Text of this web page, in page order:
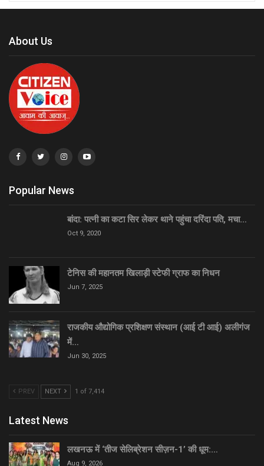
About Us
Popular News
बांदा: पत्नी का कटा सिर लेकर थाने पहुंचा दरिंदा पति, मचा…
Oct 9, 2020
टेनिस की महानतम खिलाड़ी स्टेफी ग्राफ का निधन
Jun 7, 2025
राजकीय औद्योगिक प्रशिक्षण संस्थान (आई टी आई) अलीगंज
में…
Jun 30, 2025
PREV NEXT 1 of 7,414
Latest News
लखनऊ में ‘तीज सेलिब्रेशन सीज़न-1’ की धूम:…
Aug 9, 2026